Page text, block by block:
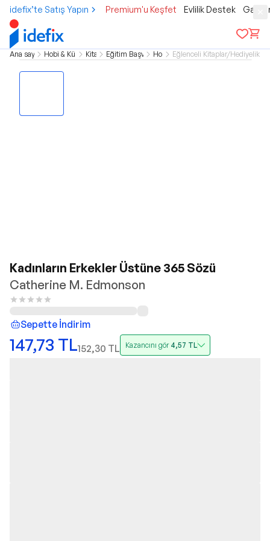
idefix’te Satış Yapın Premium'u Keşfet Evlilik Destek
Ana sayfa Hobi & KültürKitap Eğitim BaşvuruHobi Eğlenceli Kitaplar/Hediyelik
Kadınların Erkekler Üstüne 365 Sözü
Catherine M. Edmonson
Sepette İndirim
147,73 TL152,30 TL Kazancını gör 4,57 TL